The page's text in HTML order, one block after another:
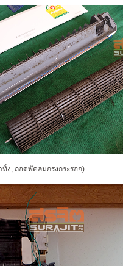
ทิ้ง ถอดพัดลมกรงกระรอก)